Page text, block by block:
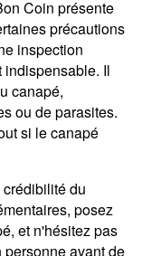
Coin présente
précautions
inspection
indispensable. Il
canapé,
ou de parasites.
si le canapé
du
posez
et n'hésitez pas
avant de